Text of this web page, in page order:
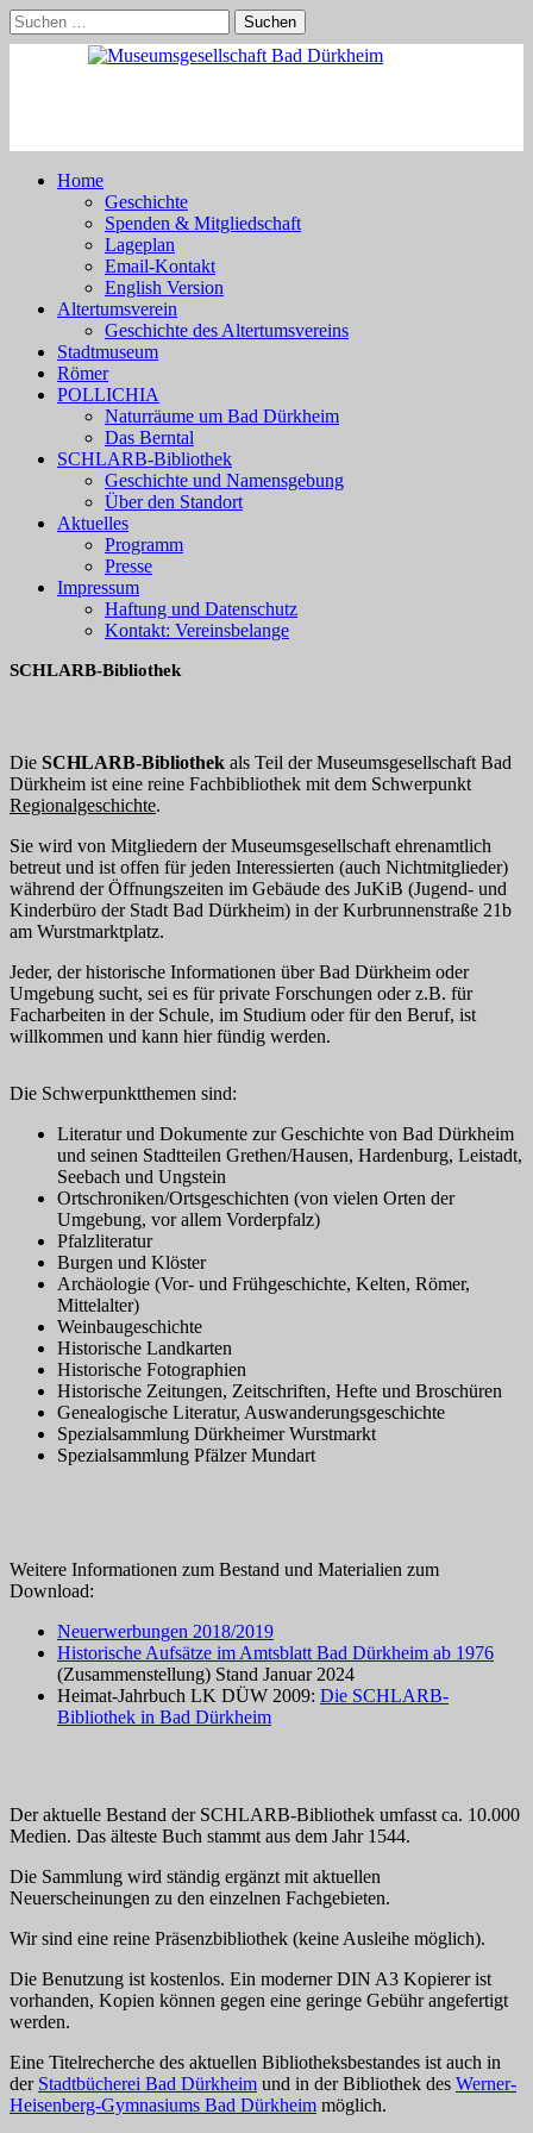
Skip
to
Suchen
nach:
Home
Geschichte
Spenden & Mitgliedschaft
Lageplan
Email-Kontakt
English Version
Altertumsverein
Geschichte des Altertumsvereins
Stadtmuseum
Römer
POLLICHIA
Naturräume um Bad Dürkheim
Das Berntal
SCHLARB-Bibliothek
Geschichte und Namensgebung
Über den Standort
Aktuelles
Programm
Presse
Impressum
Haftung und Datenschutz
Kontakt: Vereinsbelange
SCHLARB-Bibliothek
Die SCHLARB-Bibliothek als Teil der Museumsgesellschaft Bad
Dürkheim ist eine reine Fachbibliothek mit dem Schwerpunkt
Regionalgeschichte.
Sie wird von Mitgliedern der Museumsgesellschaft ehrenamtlich
betreut und ist offen für jeden Interessierten (auch Nichtmitglieder)
während der Öffnungszeiten im Gebäude des JuKiB (Jugend- und
Kinderbüro der Stadt Bad Dürkheim) in der Kurbrunnenstraße 21b
am Wurstmarktplatz.
Jeder, der historische Informationen über Bad Dürkheim oder
Umgebung sucht, sei es für private Forschungen oder z.B. für
Facharbeiten in der Schule, im Studium oder für den Beruf, ist
willkommen und kann hier fündig werden.
Die Schwerpunktthemen sind:
Literatur und Dokumente zur Geschichte von Bad Dürkheim
und seinen Stadtteilen Grethen/Hausen, Hardenburg, Leistadt,
Seebach und Ungstein
Ortschroniken/Ortsgeschichten (von vielen Orten der
Umgebung, vor allem Vorderpfalz)
Pfalzliteratur
Burgen und Klöster
Archäologie (Vor- und Frühgeschichte, Kelten, Römer,
Mittelalter)
Weinbaugeschichte
Historische Landkarten
Historische Fotographien
Historische Zeitungen, Zeitschriften, Hefte und Broschüren
Genealogische Literatur, Auswanderungsgeschichte
Spezialsammlung Dürkheimer Wurstmarkt
Spezialsammlung Pfälzer Mundart
Weitere Informationen zum Bestand und Materialien zum
Download:
Neuerwerbungen 2018/2019
Historische Aufsätze im Amtsblatt Bad Dürkheim ab 1976
(Zusammenstellung) Stand Januar 2024
Heimat-Jahrbuch LK DÜW 2009: Die SCHLARB-
Bibliothek in Bad Dürkheim
Der aktuelle Bestand der SCHLARB-Bibliothek umfasst ca. 10.000
Medien. Das älteste Buch stammt aus dem Jahr 1544.
Die Sammlung wird ständig ergänzt mit aktuellen
Neuerscheinungen zu den einzelnen Fachgebieten.
Wir sind eine reine Präsenzbibliothek (keine Ausleihe möglich).
Die Benutzung ist kostenlos. Ein moderner DIN A3 Kopierer ist
vorhanden, Kopien können gegen eine geringe Gebühr angefertigt
werden.
Eine Titelrecherche des aktuellen Bibliotheksbestandes ist auch in
der Stadtbücherei Bad Dürkheim und in der Bibliothek des Werner-
Heisenberg-Gymnasiums Bad Dürkheim möglich.